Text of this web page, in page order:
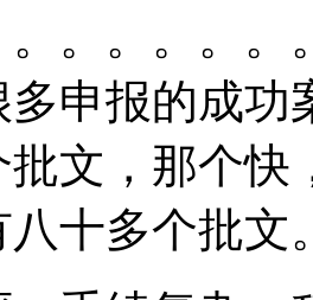
。。。。。
申报的成功
批文，那个
十多个批文